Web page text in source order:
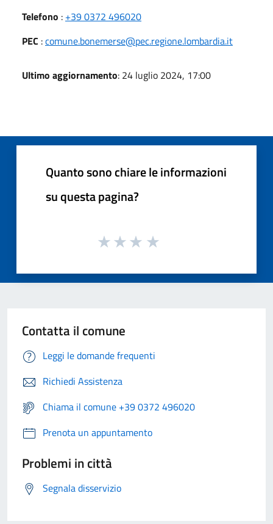
Telefono : +39 0372 496020
PEC :comune.bonemerse@pec.regione.lombardia.it
Ultimo aggiornamento: 24 luglio 2024, 17:00
Quanto sono chiare le informazioni
su questa pagina?
Contatta il comune
Leggi le domande frequenti
Richiedi Assistenza
Chiama il comune +39 0372 496020
Prenota un appuntamento
Problemi in città
Segnala disservizio